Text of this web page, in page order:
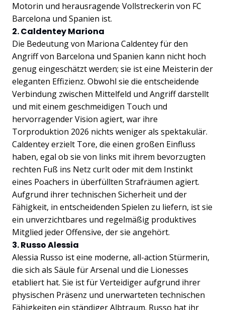
Motorin und herausragende Vollstreckerin von FC
Barcelona und Spanien ist.
2. Caldentey Mariona
Die Bedeutung von Mariona Caldentey für den
Angriff von Barcelona und Spanien kann nicht hoch
genug eingeschätzt werden; sie ist eine Meisterin der
eleganten Effizienz. Obwohl sie die entscheidende
Verbindung zwischen Mittelfeld und Angriff darstellt
und mit einem geschmeidigen Touch und
hervorragender Vision agiert, war ihre
Torproduktion 2026 nichts weniger als spektakulär.
Caldentey erzielt Tore, die einen großen Einfluss
haben, egal ob sie von links mit ihrem bevorzugten
rechten Fuß ins Netz curlt oder mit dem Instinkt
eines Poachers in überfüllten Strafräumen agiert.
Aufgrund ihrer technischen Sicherheit und der
Fähigkeit, in entscheidenden Spielen zu liefern, ist sie
ein unverzichtbares und regelmäßig produktives
Mitglied jeder Offensive, der sie angehört.
3. Russo Alessia
Alessia Russo ist eine moderne, all-action Stürmerin,
die sich als Säule für Arsenal und die Lionesses
etabliert hat. Sie ist für Verteidiger aufgrund ihrer
physischen Präsenz und unerwarteten technischen
Fähigkeiten ein ständiger Albtraum. Russo hat ihr